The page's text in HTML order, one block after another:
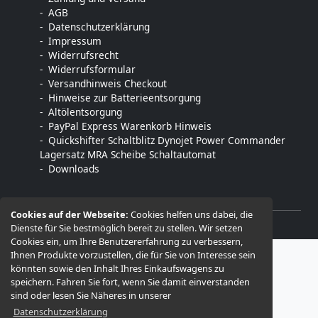
Cookies auf der Webseite:Cookies helfen uns dabei, die
Dienste für Sie bestmöglich bereit zu stellen. Wir setzen
Cookies ein, um Ihre Benutzererfahrung zu verbessern,
Ihnen Produkte vorzustellen, die für Sie von Interesse sein
könnten sowie den Inhalt Ihres Einkaufswagens zu
speichern. Fahren Sie fort, wenn Sie damit einverstanden
sind oder lesen Sie Näheres in unserer
Datenschutzerklärung
AGB
Datenschutzerklärung
Impressum
Widerrufsrecht
Widerrufsformular
Versandhinweis Checkout
Hinweise zur Batterieentsorgung
Altölentsorgung
PayPal Express Warenkorb Hinweis
Quickshifter Schaltblitz Dynojet Power Commander
Lagersatz MRA Scheibe Schaltautomat
Downloads
© 2026 -MTE motorradtechnik-engelmann